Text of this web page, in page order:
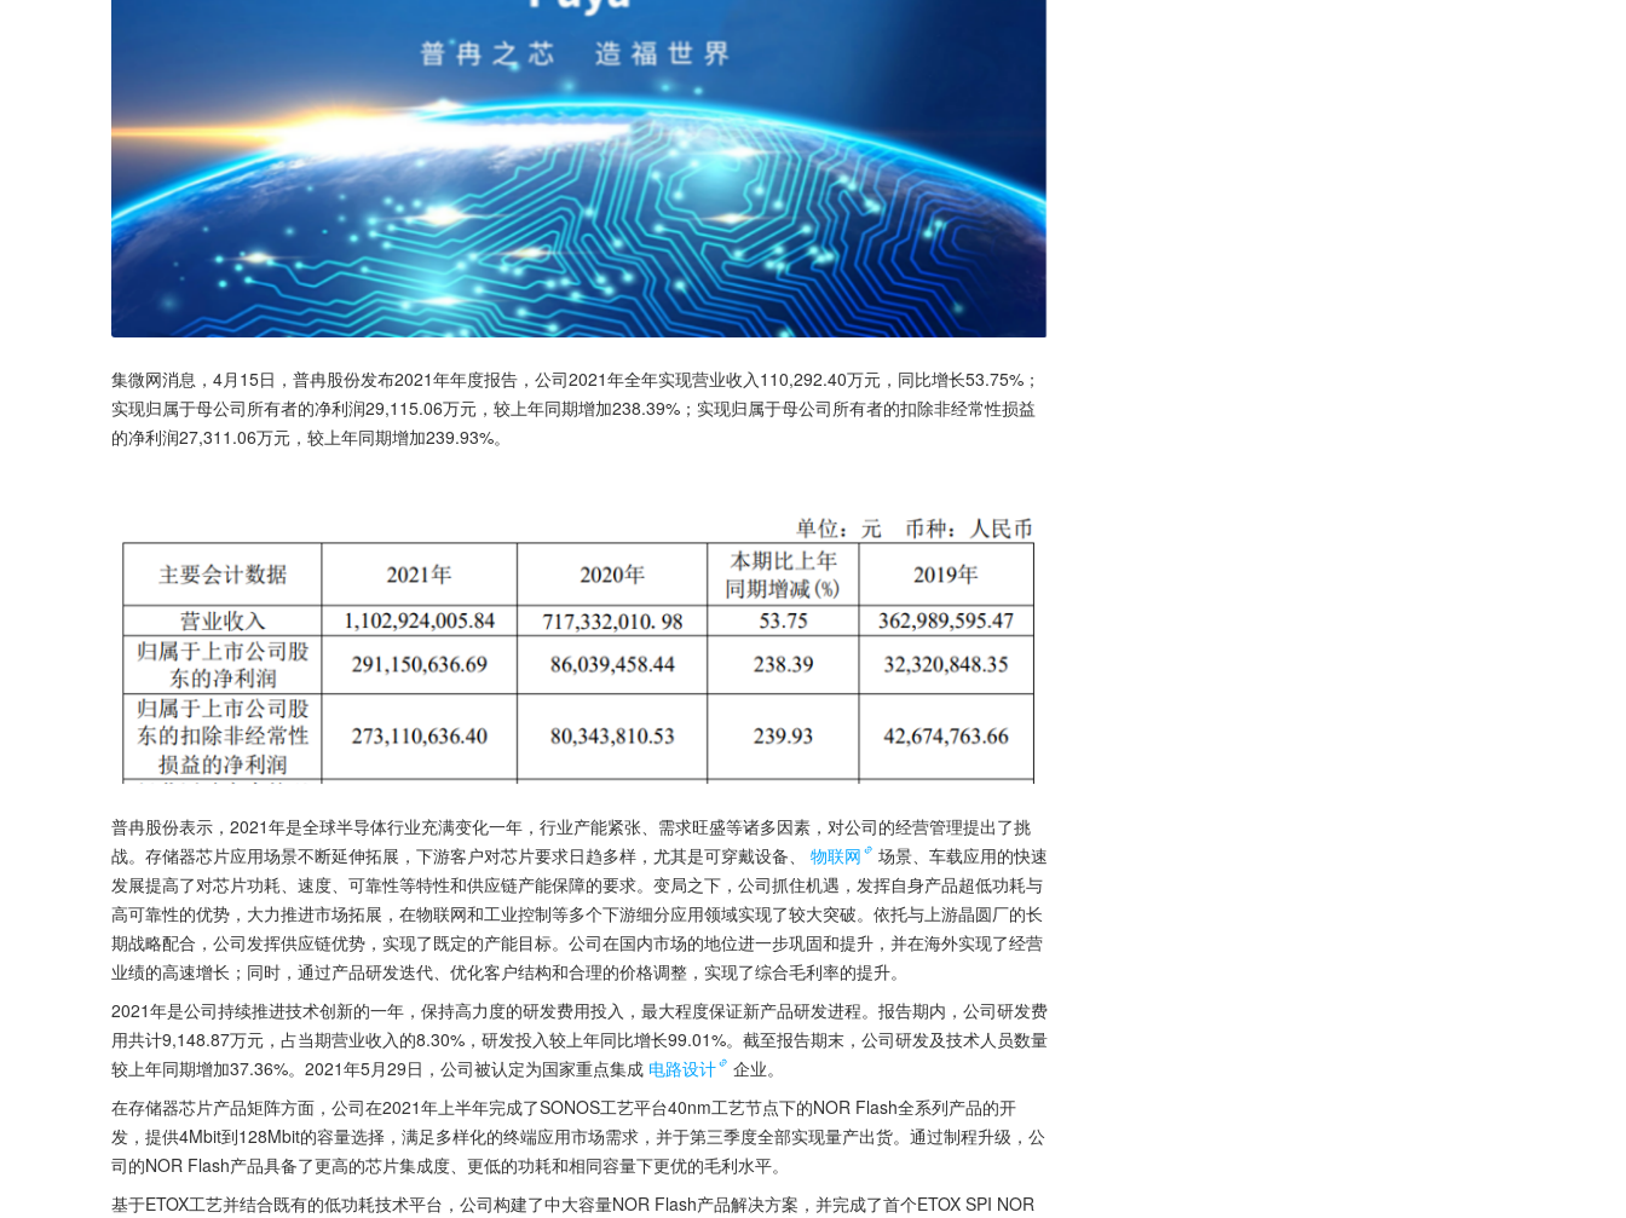
集微网消息，4月15日，普冉股份发布2021年年度报告，公司2021年全年实现营业收入110,292.40万元，同比增长53.75%；
实现归属于母公司所有者的净利润29,115.06万元，较上年同期增加238.39%；实现归属于母公司所有者的扣除非经常性损益
的净利润27,311.06万元，较上年同期增加239.93%。
普冉股份表示，2021年是全球半导体行业充满变化一年，行业产能紧张、需求旺盛等诸多因素，对公司的经营管理提出了挑
战。存储器芯片应用场景不断延伸拓展，下游客户对芯片要求日趋多样，尤其是可穿戴设备、
物联网
场景、车载应用的快速
发展提高了对芯片功耗、速度、可靠性等特性和供应链产能保障的要求。变局之下，公司抓住机遇，发挥自身产品超低功耗与
高可靠性的优势，大力推进市场拓展，在物联网和工业控制等多个下游细分应用领域实现了较大突破。依托与上游晶圆厂的长
期战略配合，公司发挥供应链优势，实现了既定的产能目标。公司在国内市场的地位进一步巩固和提升，并在海外实现了经营
业绩的高速增长；同时，通过产品研发迭代、优化客户结构和合理的价格调整，实现了综合毛利率的提升。
2021年是公司持续推进技术创新的一年，保持高力度的研发费用投入，最大程度保证新产品研发进程。报告期内，公司研发费
用共计9,148.87万元，占当期营业收入的8.30%，研发投入较上年同比增长99.01%。截至报告期末，公司研发及技术人员数量
较上年同期增加37.36%。2021年5月29日，公司被认定为国家重点集成 电路设计
企业。
在存储器芯片产品矩阵方面，公司在2021年上半年完成了SONOS工艺平台40nm工艺节点下的NOR Flash全系列产品的开
发，提供4Mbit到128Mbit的容量选择，满足多样化的终端应用市场需求，并于第三季度全部实现量产出货。通过制程升级，公
司的NOR Flash产品具备了更高的芯片集成度、更低的功耗和相同容量下更优的毛利水平。
基于ETOX工艺并结合既有的低功耗技术平台，公司构建了中大容量NOR Flash产品解决方案，并完成了首个ETOX SPI NOR